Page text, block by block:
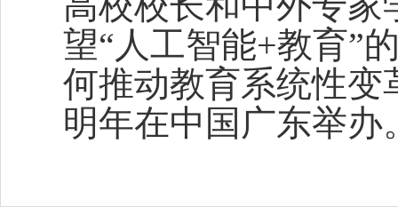
望“人工智能+教育”
何推动教育系统性变
明年在中国广东举办